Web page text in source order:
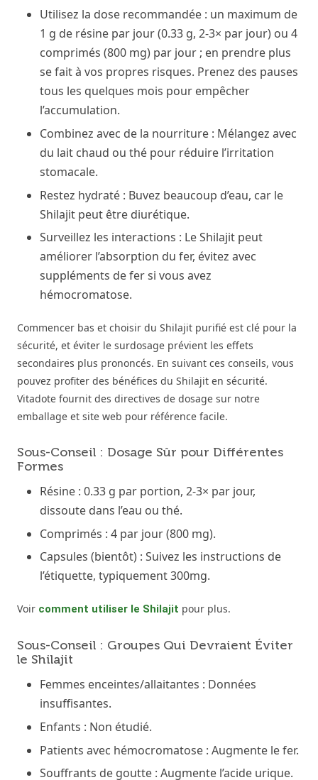
Utilisez la dose recommandée : un maximum de
1 g de résine par jour (0.33 g, 2-3× par jour) ou 4
comprimés (800 mg) par jour ; en prendre plus
se fait à vos propres risques. Prenez des pauses
tous les quelques mois pour empêcher
l’accumulation.
Combinez avec de la nourriture : Mélangez avec
du lait chaud ou thé pour réduire l’irritation
stomacale.
Restez hydraté : Buvez beaucoup d’eau, car le
Shilajit peut être diurétique.
Surveillez les interactions : Le Shilajit peut
améliorer l’absorption du fer, évitez avec
suppléments de fer si vous avez
hémocromatose.
Commencer bas et choisir du Shilajit purifié est clé pour la
sécurité, et éviter le surdosage prévient les effets
secondaires plus prononcés. En suivant ces conseils, vous
pouvez profiter des bénéfices du Shilajit en sécurité.
Vitadote fournit des directives de dosage sur notre
emballage et site web pour référence facile.
Sous-Conseil : Dosage Sûr pour Différentes
Formes
Résine : 0.33 g par portion, 2-3× par jour,
dissoute dans l’eau ou thé.
Comprimés : 4 par jour (800 mg).
Capsules (bientôt) : Suivez les instructions de
l’étiquette, typiquement 300mg.
Voir comment utiliser le Shilajit pour plus.
Sous-Conseil : Groupes Qui Devraient Éviter
le Shilajit
Femmes enceintes/allaitantes : Données
insuffisantes.
Enfants : Non étudié.
Patients avec hémocromatose : Augmente le fer.
Souffrants de goutte : Augmente l’acide urique.